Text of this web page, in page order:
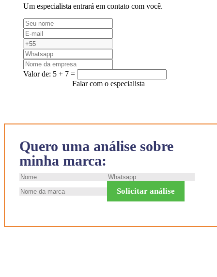
Quero uma análise sobre
minha marca:
Solicitar análise
Um especialista entrará em contato com você.
Valor de: 5 + 7 =
Falar com o especialista